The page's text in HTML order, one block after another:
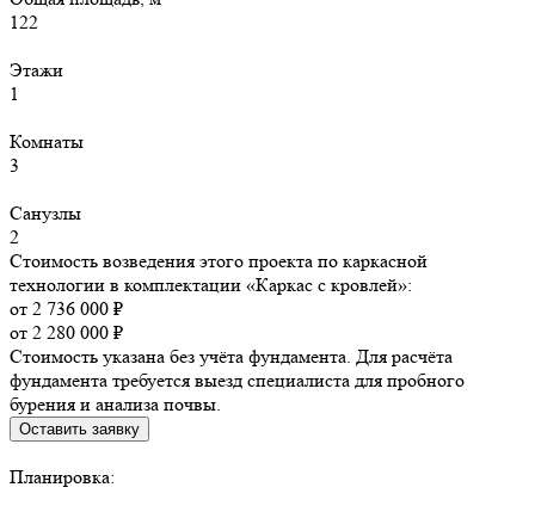
122
Этажи
1
Комнаты
3
Санузлы
2
Стоимость возведения этого проекта по каркасной
технологии в комплектации «Каркас с кровлей»:
от 2 736 000 ₽
от 2 280 000 ₽
Стоимость указана без учёта фундамента. Для расчёта
фундамента требуется выезд специалиста для пробного
бурения и анализа почвы.
Оставить заявку
Планировка: